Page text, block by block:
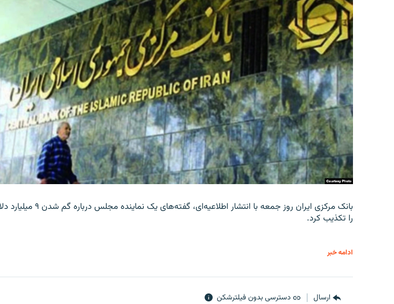
بانک مرکزی ایران روز جمعه با انتشار اطلاعیه‌ای، گفته‌های یک
را تکذیب کرد.
ادامه خبر
ارسال دسترسی بدون فیلترشکن